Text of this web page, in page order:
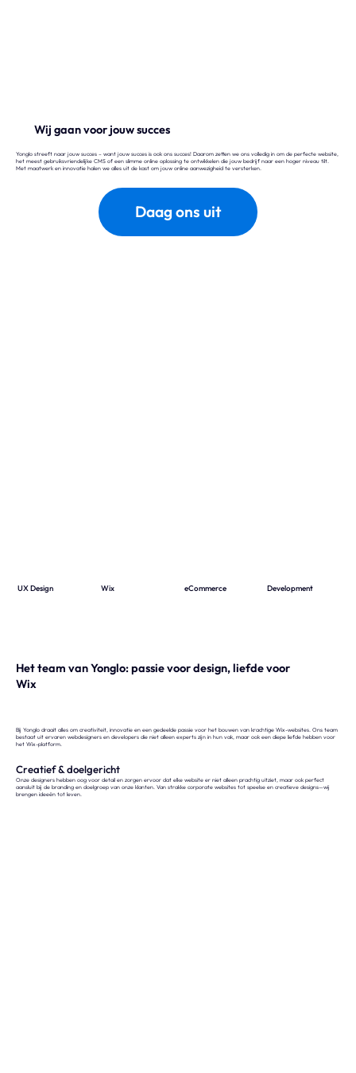
Wij gaan voor jouw succes
Yonglo streeft naar jouw succes – want jouw succes is ook ons succes! Daarom zettenwe ons volledig in om de perfecte website,
het meest gebruiksvriendelijke CMS of een slimme online oplossing te ontwikkelen die jouw bedrijf naar een hoger niveau tilt.
Met maatwerk en innovatie halen we alles uit de kast om jouw online aanwezigheid te versterken.
Daag ons uit
UX Design Wix eCommerce Development
Het team van Yonglo: passie voor design, liefde voor
Wix
Bij Yonglo draait alles om creativiteit, innovatie en een gedeelde passie voor het bouwen van krachtige Wix-websites. Ons team
bestaat uit ervaren webdesigners en developers die niet alleen experts zijn in hun vak, maar ook een diepe liefde hebben voor
het Wix-platform.
Creatief & doelgericht
Onze designers hebben oog voor detail en zorgen ervoor dat elke website er niet alleen prachtig uitziet, maar ook perfect
aansluit bij de branding en doelgroep van onze klanten. Van strakke corporate websites tot speelse en creatieve designs—wij
brengen ideeën tot leven.
Wix Studio
Wix Development
Wix eCommerce
Wix & SEO